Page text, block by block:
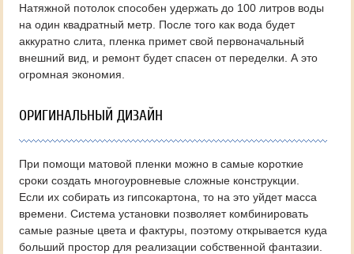
Натяжной потолок способен удержать до 100 литров воды
на один квадратный метр. После того как вода будет
аккуратно слита, пленка примет свой первоначальный
внешний вид, и ремонт будет спасен от переделки. А это
огромная экономия.
ОРИГИНАЛЬНЫЙ ДИЗАЙН
При помощи матовой пленки можно в самые короткие
сроки создать многоуровневые сложные конструкции.
Если их собирать из гипсокартона, то на это уйдет масса
времени. Система установки позволяет комбинировать
самые разные цвета и фактуры, поэтому открывается куда
больший простор для реализации собственной фантазии.